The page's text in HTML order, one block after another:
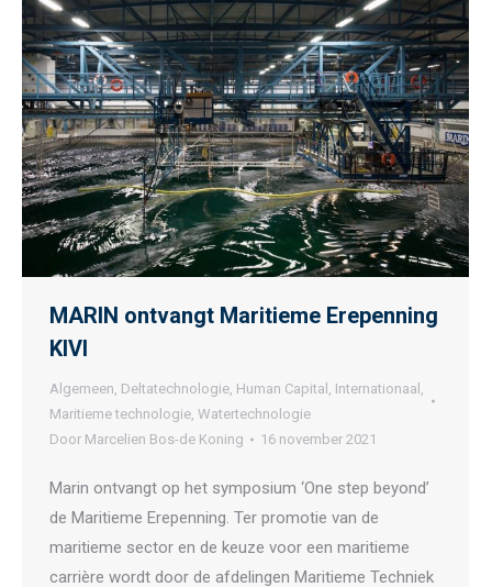
MARIN ontvangt Maritieme Erepenning
KIVI
Algemeen, Deltatechnologie, Human Capital , Internationaal ,
Maritieme technologie, Watertechnologie
Door Marcelien Bos-de Koning 16 november 2021
Marin ontvangt op het symposium ‘One step beyond’
de Maritieme Erepenning. Ter promotie van de
maritieme sector en de keuze voor een maritieme
carrière wordt door de afdelingen Maritieme Techniek